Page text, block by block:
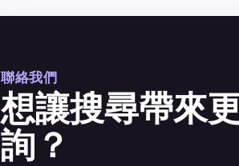
聯絡我們
想讓搜尋帶來
詢？